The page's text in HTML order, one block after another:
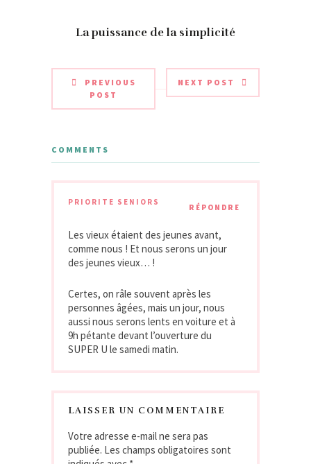
La puissance de la simplicité
PREVIOUS
POST
NEXT POST
COMMENTS
PRIORITE SENIORS
RÉPONDRE
Les vieux étaient des jeunes avant,
comme nous ! Et nous serons un jour
des jeunes vieux… !
Certes, on râle souvent après les
personnes âgées, mais un jour, nous
aussi nous serons lents en voiture et à
9h pétante devant l’ouverture du
SUPER U le samedi matin.
LAISSER UN COMMENTAIRE
Votre adresse e-mail ne sera pas
publiée. Les champs obligatoires sont